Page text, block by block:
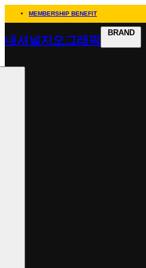
MEMBERSHIP BENEFIT
내셔널지오그래픽
BRAND